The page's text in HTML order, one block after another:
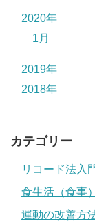
2020年
1月
2019年
2018年
カテゴリー
リコード法入
食生活（食事
運動の改善方